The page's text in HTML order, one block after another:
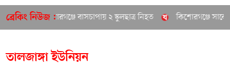
ব্রেকিং নিউজ :কিশোরগঞ্জে বাসচাপায় ২ স্কুলছাত্র নিহত কিশোরগঞ্জে
তালজাঙ্গা ইউনিয়ন